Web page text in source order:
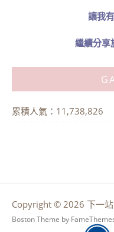
讓我
繼續分享
累積人氣：11,738,826
Copyright © 2026 下一
Boston Theme by